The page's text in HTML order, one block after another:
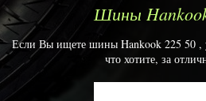
Шины
Если Вы ищете шины Hankook 225 50 ,
что хотите, за